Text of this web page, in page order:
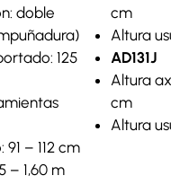
doble
125
– 112 cm
– 1,60 m
cm
Altura
AD131J
Altura
cm
Altura